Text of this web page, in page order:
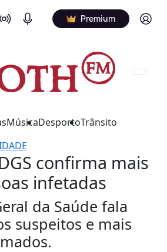
Air Podcasts Premium Log in
MúsicaDesportoTrânsito
confirma mais
infetadas
da Saúde fala
suspeitos e mais